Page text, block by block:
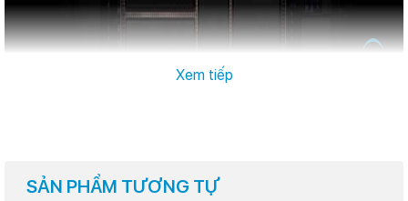
iPhone 13 trang bị bộ nhớ trong 128 GB dung lượng lý tưởng cho
phép bạn thỏa thích lưu trữ mọi nội dung theo ý muốn mà không lo
Xem tiếp
SẢN PHẨM TƯƠNG TỰ